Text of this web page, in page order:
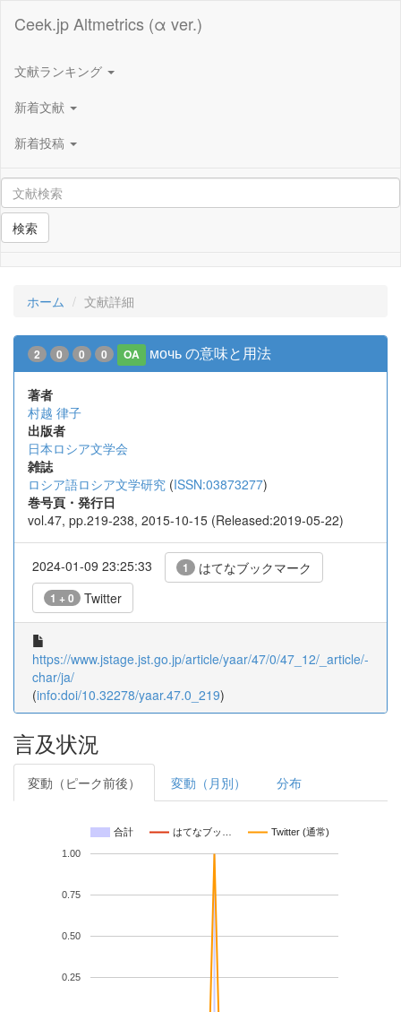
Ceek.jp Altmetrics (α ver.)
文献ランキング
新着文献
新着投稿
検索
ホーム 文献詳細
2 0 0 0 OA мочь の意味と用法
著者
村越 律子
出版者
日本ロシア文学会
雑誌
ロシア語ロシア文学研究 (ISSN:03873277)
巻号頁・発行日
vol.47, pp.219-238, 2015-10-15 (Released:2019-05-22)
2024-01-09 23:25:33 1 はてなブックマーク
1 + 0 Twitter
https://www.jstage.jst.go.jp/article/yaar/47/0/47_12/_article/-
char/ja/
(info:doi/10.32278/yaar.47.0_219)
言及状況
変動（ピーク前後） 変動（月別） 分布
合計 はてなブッ… Twitter (通常)
0.25
0.50
0.75
1.00